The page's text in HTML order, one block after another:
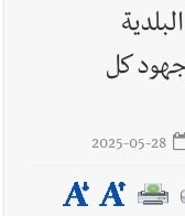
كيف نحمي لبنان؟
جهود كل
2025-05-28